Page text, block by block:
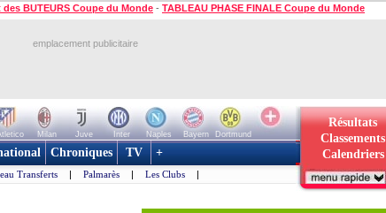
des BUTEURS Coupe du Monde - TABLEAU PHASE FINALE Coupe du Monde
emplacement publicitaire
Milan Juve Inter Naples Bayern
Dortmund
Résultats
Classements
Calendriers
Chroniques TV +
Transferts | Palmarès | Les Clubs |